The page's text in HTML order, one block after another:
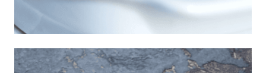
Lasaña primavera